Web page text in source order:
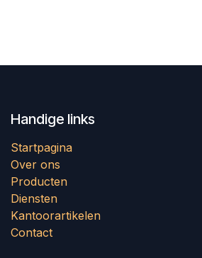
Handige links
Startpagina
Over ons
Producten
Diensten
Kantoorartikelen
Contact